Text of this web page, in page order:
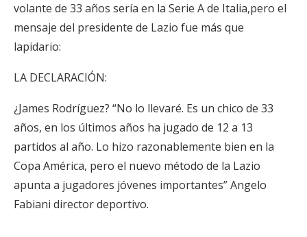
volante de 33 años sería en la Serie A de Italia,pero el
mensaje del presidente de Lazio fue más que
lapidario:
LA DECLARACIÓN:
¿James Rodríguez? “No lo llevaré. Es un chico de 33
años, en los últimos años ha jugado de 12 a 13
partidos al año. Lo hizo razonablemente bien en la
Copa América, pero el nuevo método de la Lazio
apunta a jugadores jóvenes importantes” Angelo
Fabiani director deportivo.